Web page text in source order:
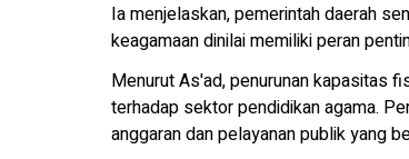
Ia menjelaskan, pemerintah daerah
keagamaan dinilai memiliki peran
Menurut As'ad, penurunan kapasitas
terhadap sektor pendidikan agama.
anggaran dan pelayanan publik yang